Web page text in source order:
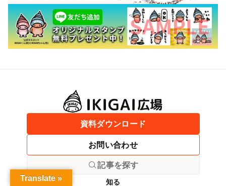
資料ダウンロード
お問い合わせ
記事を探す
知る
Translate »